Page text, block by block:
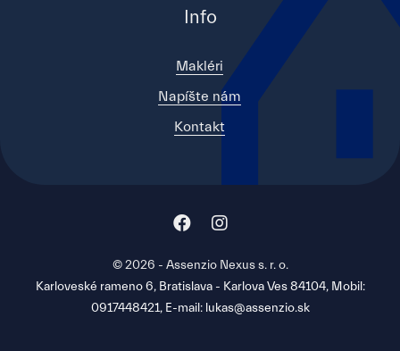
Info
Makléri
Napíšte nám
Kontakt
© 2026 - Assenzio Nexus s. r. o.
Karloveské rameno 6, Bratislava - Karlova Ves 84104, Mobil:
0917448421, E-mail: lukas@assenzio.sk